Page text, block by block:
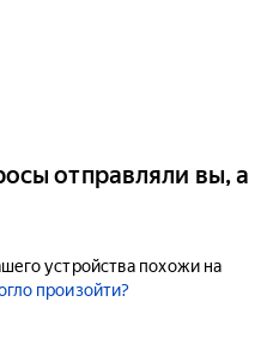
отправляли вы, а
устройства похожи на
произойти?